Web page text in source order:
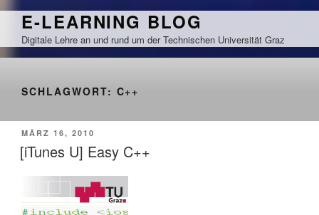
Zum
springen
E-LEARNING BLOG
Digitale Lehre an und rund um der Technischen Universität Graz
SCHLAGWORT: C++
VERÖFFENTLICHT
AM
MÄRZ 16, 2010
[iTunes U] Easy C++